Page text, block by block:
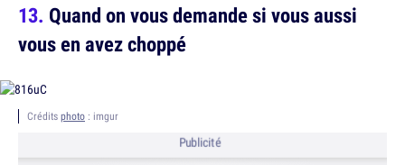
Quand on vous demande si vous aussi
vous en avez choppé
Crédits photo : imgur
Publicité